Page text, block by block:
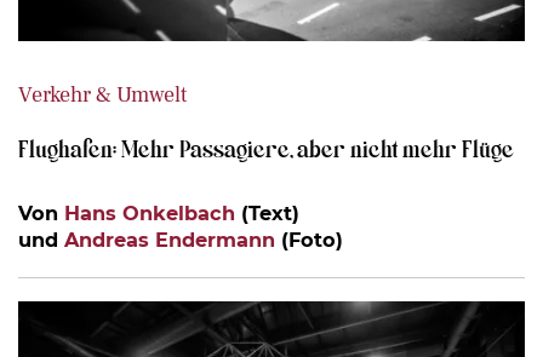
Verkehr & Umwelt
Flughafen: Mehr Passagiere, aber nicht mehr Flüge
Von Hans Onkelbach (Text)
und Andreas Endermann (Foto)